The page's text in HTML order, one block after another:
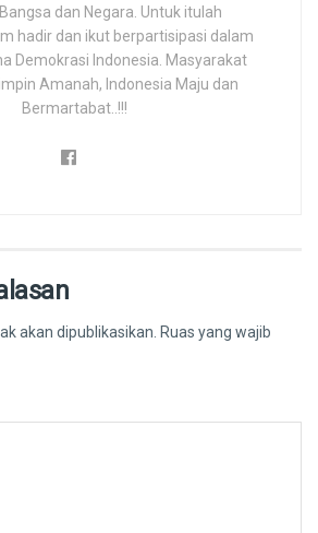
dan Negara. Untuk itulah
hadir dan ikut berpartisipasi dalam
Demokrasi Indonesia. Masyarakat
Amanah, Indonesia Maju dan
Bermartabat..!!!
akan dipublikasikan. Ruas yang wajib